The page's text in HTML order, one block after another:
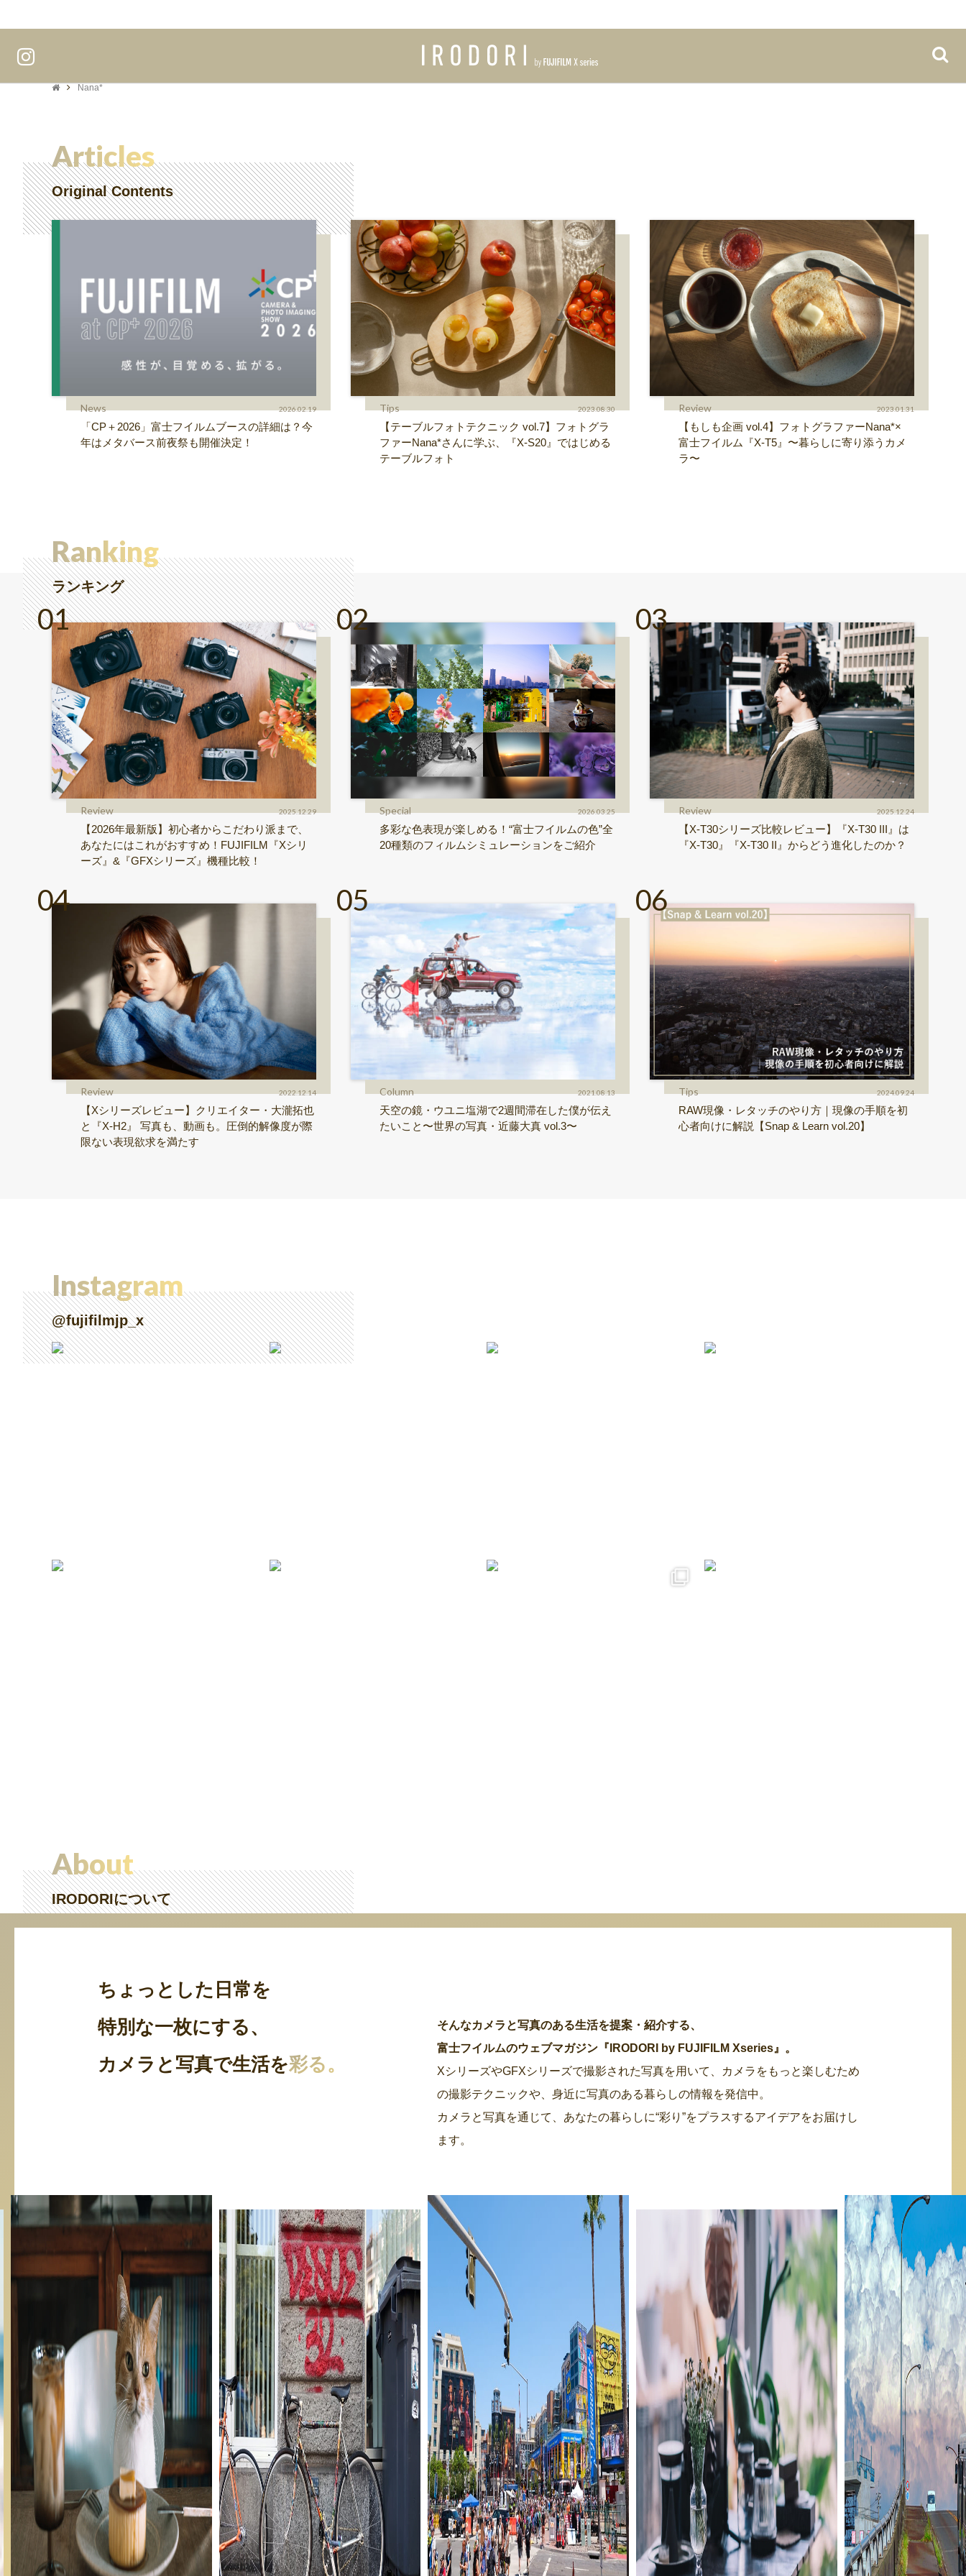
Nana*
Articles
Original Contents
News 2026.02.19
「CP＋2026」富士フイルムブースの詳細は？今
年はメタバース前夜祭も開催決定！
Tips 2023.08.30
【テーブルフォトテクニック vol.7】フォトグラ
ファーNana*さんに学ぶ、『X-S20』ではじめる
テーブルフォト
Review 2023.01.31
【もしも企画 vol.4】フォトグラファーNana*×
富士フイルム『X-T5』〜暮らしに寄り添うカメ
ラ〜
Ranking
ランキング
Review 2025.12.29
【2026年最新版】初心者からこだわり派まで、
あなたにはこれがおすすめ！FUJIFILM『Xシリ
ーズ』&『GFXシリーズ』機種比較！
Special 2026.03.25
多彩な色表現が楽しめる！“富士フイルムの色”全
20種類のフィルムシミュレーションをご紹介
Review 2025.12.24
【X-T30シリーズ比較レビュー】『X-T30 III』は
『X-T30』『X-T30 II』からどう進化したのか？
Review 2022.12.14
【Xシリーズレビュー】クリエイター・大瀧拓也
と『X-H2』 写真も、動画も。圧倒的解像度が際
限ない表現欲求を満たす
Column 2021.08.13
天空の鏡・ウユニ塩湖で2週間滞在した僕が伝え
たいこと〜世界の写真・近藤大真 vol.3〜
Tips 2024.09.24
RAW現像・レタッチのやり方｜現像の手順を初
心者向けに解説【Snap & Learn vol.20】
Instagram
@fujifilmjp_x
About
IRODORIについて
ちょっとした日常を
特別な一枚にする、
カメラと写真で生活を彩る。
そんなカメラと写真のある生活を提案・紹介する、
富士フイルムのウェブマガジン『IRODORI by FUJIFILM Xseries』。
XシリーズやGFXシリーズで撮影された写真を用いて、カメラをもっと楽しむため
の撮影テクニックや、身近に写真のある暮らしの情報を発信中。
カメラと写真を通じて、あなたの暮らしに“彩り”をプラスするアイデアをお届けし
ます。